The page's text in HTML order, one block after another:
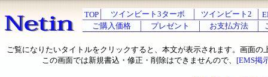
TOP ツインビート3ターボ ツインビート2
ご購入価格
プレゼント お支払方法
ご覧になりたいタイトルをクリックすると、本文が表示されます。画面の
この画面では新規書込・修正・削除はできませんので、 [EMS掲